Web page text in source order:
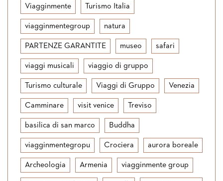
Viagginmente Turismo Italia
viagginmentegroup natura
PARTENZE GARANTITE museo safari
viaggi musicali viaggio di gruppo
Turismo culturale Viaggi di Gruppo Venezia
Camminare visit venice Treviso
basilica di san marco Buddha
viagginmentegropu Crociera aurora boreale
Archeologia Armenia viagginmente group